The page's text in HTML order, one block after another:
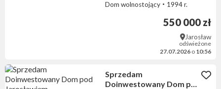
Dom wolnostojący
1994 r.
550 000 zł
Jarosław
odświeżone
27.07.2026 o 10:56
Sprzedam
Doinwestowany Dom pod